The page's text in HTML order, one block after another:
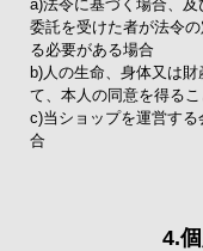
a)法令に基づく場合、
委託を受けた者が法令
る必要がある場合
b)人の生命、身体又は
て、本人の同意を得る
c)当ショップを運営す
合
4.